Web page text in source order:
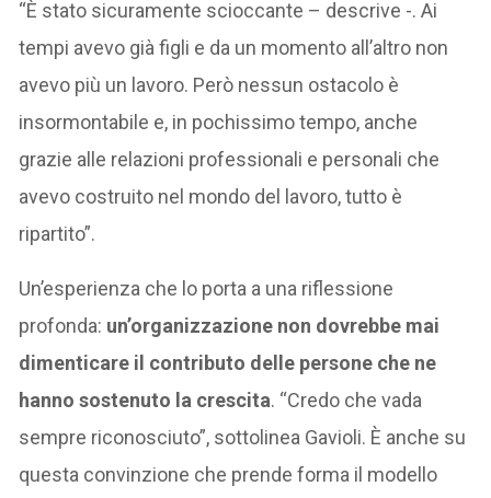
“È stato sicuramente scioccante – descrive -. Ai
tempi avevo già figli e da un momento all’altro non
avevo più un lavoro. Però nessun ostacolo è
insormontabile e, in pochissimo tempo, anche
grazie alle relazioni professionali e personali che
avevo costruito nel mondo del lavoro, tutto è
ripartito”.
Un’esperienza che lo porta a una riflessione
profonda: un’organizzazione non dovrebbe mai
dimenticare il contributo delle persone che ne
hanno sostenuto la crescita. “Credo che vada
sempre riconosciuto”, sottolinea Gavioli. È anche su
questa convinzione che prende forma il modello